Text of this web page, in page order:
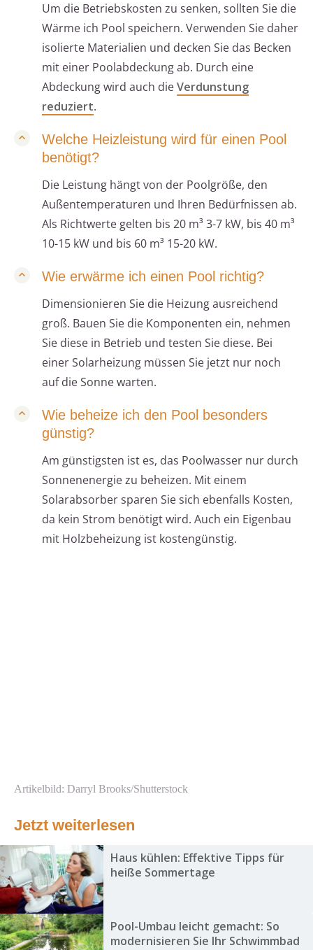
Um die Betriebskosten zu senken, sollten Sie die
Wärme ich Pool speichern. Verwenden Sie daher
isolierte Materialien und decken Sie das Becken
mit einer Poolabdeckung ab. Durch eine
Abdeckung wird auch dieVerdunstung
reduziert.
Welche Heizleistung wird für einen Pool
benötigt?
Die Leistung hängt von der Poolgröße, den
Außentemperaturen und Ihren Bedürfnissen ab.
Als Richtwerte gelten bis 20 m³ 3-7 kW, bis 40 m³
10-15 kW und bis 60 m³ 15-20 kW.
Wie erwärme ich einen Pool richtig?
Dimensionieren Sie die Heizung ausreichend
groß. Bauen Sie die Komponenten ein, nehmen
Sie diese in Betrieb und testen Sie diese. Bei
einer Solarheizung müssen Sie jetzt nur noch
auf die Sonne warten.
Wie beheize ich den Pool besonders
günstig?
Am günstigsten ist es, das Poolwasser nur durch
Sonnenenergie zu beheizen. Mit einem
Solarabsorber sparen Sie sich ebenfalls Kosten,
da kein Strom benötigt wird. Auch ein Eigenbau
mit Holzbeheizung ist kostengünstig.
Artikelbild: Darryl Brooks/Shutterstock
Jetzt weiterlesen
Haus kühlen: Effektive Tipps für
heiße Sommertage
Pool-Umbau leicht gemacht: So
modernisieren Sie Ihr Schwimmbad